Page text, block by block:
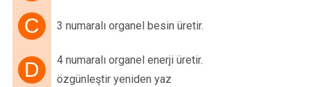
C 3 numaralı organel besin üretir.
D
4 numaralı organel enerji üretir.
özgünleştir yeniden yaz